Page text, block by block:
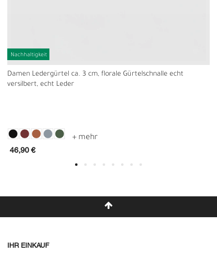
Nachhaltigkeit
Damen Ledergürtel ca. 3 cm, florale Gürtelschnalle echt
versilbert, echt Leder
46,90 €
IHR EINKAUF